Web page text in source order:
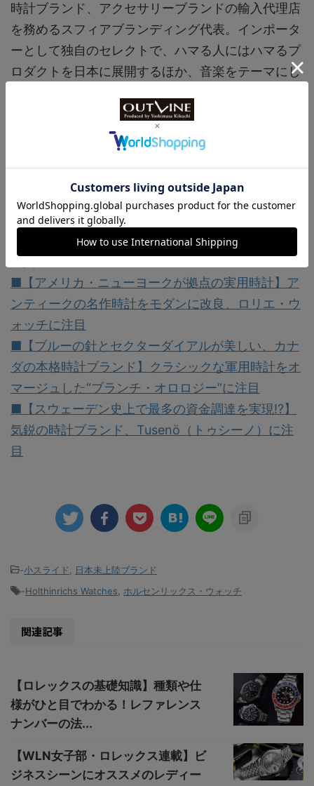
時計ブランド、アクセサリーブランドの輸入代理店
を務めるスフィアブランディング代表。インポータ
ーとして独自のセレクトで、ハマる人にはハマるプ
ロダクトを日本に展開するほか、音楽をテーマにし
も務める。家ではネコのゴハン担当でもある。
https://www.instagram.com/spherebranding/
■【アメリカ・ニューヨークが拠点の実用時計】ア
ンティークの名作時計をモダンに改良、ロリエ・ウ
ォッチに注目
■【ブルーの針とセクターダイアルが美しい、カナ
ダの本格時計ブランド】クラシックな軍用時計をオ
マージュした“ブランチ・オロロジー”に注目
■【スウェーデン史上で最多の資金調達を実現!?】
気鋭の時計ブランド、Tusenö（トゥシーノ）に注
目
-小スライド
日本未上陸ブランド
-Holthinrichs Watches ホルセンリックス・ウォッチ
関連記事
【ロレックスの基礎知識】種類や仕
様がひと目でわかる！レファレンス
ナンバーの法...
【WLN女子部・ロレックス連載】ビ
ジネスシーンにオススメのレディー